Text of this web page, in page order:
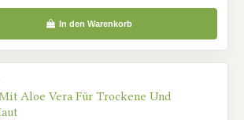
In den Warenkorb
Aloe Vera Für Trockene Und